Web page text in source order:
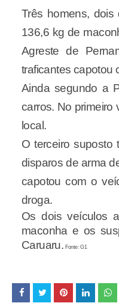
Três homens,
136,6 kg de
Agreste de
traficantes capotou
Ainda segundo a
carros. No primeiro
local.
O terceiro suposto
disparos de arma
capotou com o
droga.
Os dois veículos
maconha e os
Caruaru. Fonte: G1